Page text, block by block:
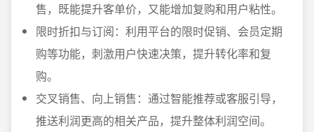
售，既能提升客单价，又能增加复购和用户粘性。
限时折扣与订阅：利用平台的限时促销、会员定期
购等功能，刺激用户快速决策，提升转化率和复
购。
交叉销售、向上销售：通过智能推荐或客服引导，
推送利润更高的相关产品，提升整体利润空间。